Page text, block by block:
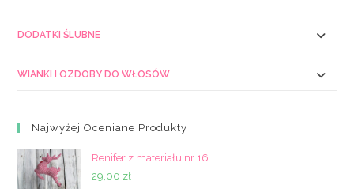
DODATKI ŚLUBNE
WIANKI I OZDOBY DO WŁOSÓW
Najwyżej Oceniane Produkty
Renifer z materiału nr 16
29,00 zł